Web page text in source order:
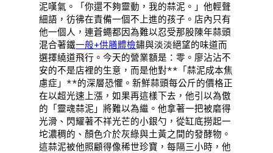
泥嘆氣。「你還不夠靈動，我的蒜泥。」他輕聲
細語，彷彿在責備一個不上進的孩子。店內只有
他一個人，連蒼蠅都因為難以忍受那股陳年蒜頭
混合著鐵一般+供膳體檢鏽與淡淡絕望的味道而
選擇繞道飛行。今天的營業額是：零。廖沾沾不
安的不是店裡的生意，而是他對**「蒜泥成本焦
慮症」**的深層恐懼。新鮮蒜頭每公斤的價格正
在以超光速上漲，如果再這樣下去，他引以為傲
的「靈魂蒜泥」將難以為繼。他拿著一把被磨得
光滑、閃耀著不祥光芒的小銀勺，從缸底撈起一
坨濃稠的、顏色介於灰綠與土黃之間的發酵物。
這蒜泥被他照顧得像稀世珍寶，每隔三小時，他